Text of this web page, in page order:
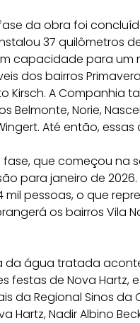
da obra foi
37 quilômetros
capacidade para um
dos bairros
Kirsch. A Companhia
Belmonte, Norie,
Até então,
que começou na
para janeiro de
mil pessoas, o que
os bairros Vila
da água tratada
festas de Nova
da Regional Sinos
Hartz, Nadir Albino